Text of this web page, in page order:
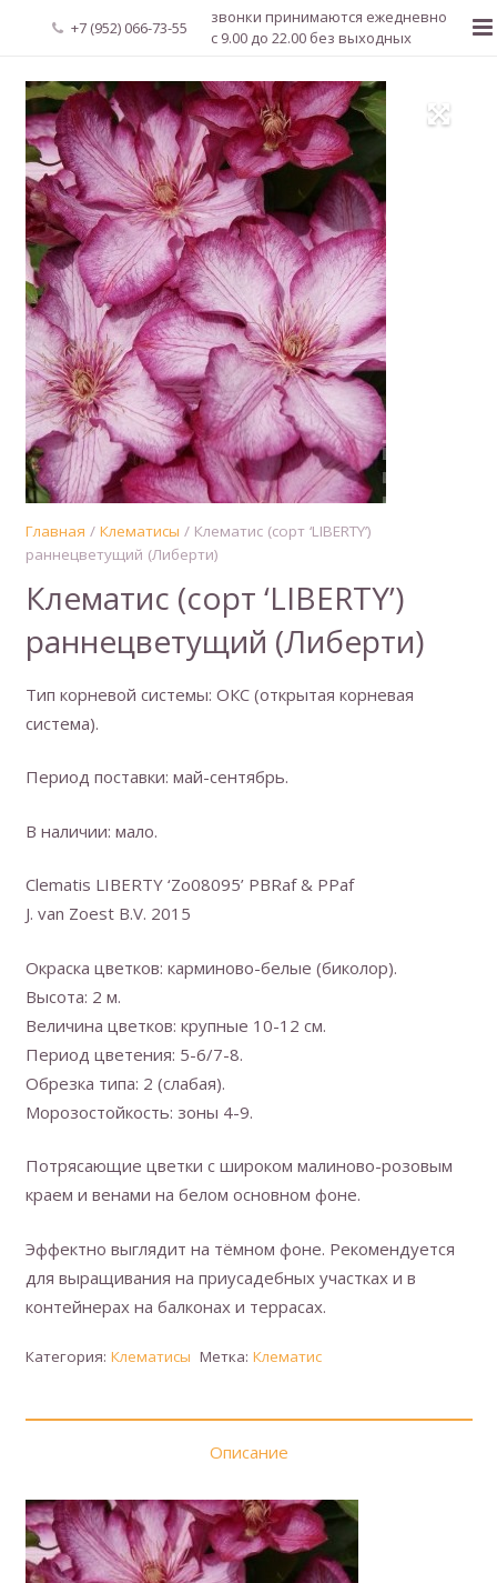
+7 (952) 066-73-55
звонки принимаются ежедневно
с 9.00 до 22.00 без выходных
Главная
О нас
Новости
Каталог растений
Доставка и оплата
Мой аккаунт
Регистрация
Главная / Клематисы / Клематис (сорт ‘LIBERTY’)
раннецветущий (Либерти)
Клематис (сорт ‘LIBERTY’)
раннецветущий (Либерти)
Тип корневой системы: ОКС (открытая корневая
система).
Период поставки: май-сентябрь.
В наличии: мало.
Clematis LIBERTY ‘Zo08095’ PBRaf & PPaf
J. van Zoest B.V. 2015
Окраска цветков: карминово-белые (биколор).
Высота: 2 м.
Величина цветков: крупные 10-12 см.
Период цветения: 5-6/7-8.
Обрезка типа: 2 (слабая).
Морозостойкость: зоны 4-9.
Потрясающие цветки с широком малиново-розовым
краем и венами на белом основном фоне.
Эффектно выглядит на тёмном фоне. Рекомендуется
для выращивания на приусадебных участках и в
контейнерах на балконах и террасах.
Категория: Клематисы Метка: Клематис
Описание